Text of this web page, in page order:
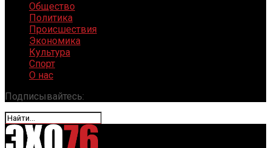
Общество
Политика
Происшествия
Экономика
Культура
Спорт
О нас
Подписывайтесь: